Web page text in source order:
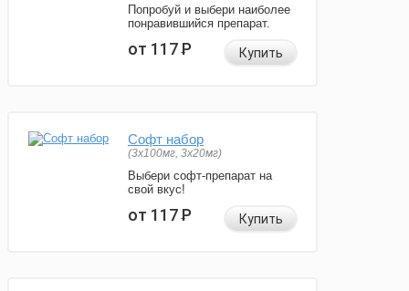
Попробуй и выбери наиболее
понравившийся препарат.
от 117Р Купить
Софт набор
(3x100мг, 3x20мг)
Выбери софт-препарат на
свой вкус!
от 117Р Купить